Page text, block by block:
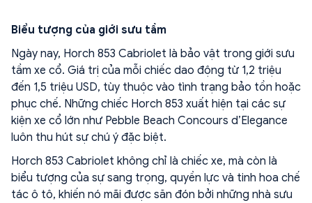
Biểu tượng của giới sưu tầm
Ngày nay, Horch 853 Cabriolet là bảo vật trong giới sưu
tầm xe cổ. Giá trị của mỗi chiếc dao động từ 1,2 triệu
đến 1,5 triệu USD, tùy thuộc vào tình trạng bảo tồn hoặc
phục chế. Những chiếc Horch 853 xuất hiện tại các sự
kiện xe cổ lớn như Pebble Beach Concours d’Elegance
luôn thu hút sự chú ý đặc biệt.
Horch 853 Cabriolet không chỉ là chiếc xe, mà còn là
biểu tượng của sự sang trọng, quyền lực và tinh hoa chế
tác ô tô, khiến nó mãi được săn đón bởi những nhà sưu